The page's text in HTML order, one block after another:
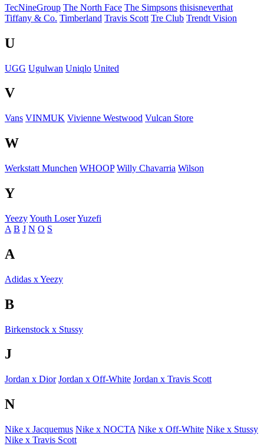
TecNineGroup The North Face The Simpsons thisisneverthat
Tiffany & Co. Timberland Travis Scott Tre Club Trendt Vision
U
UGG Ugulwan Uniqlo United
V
Vans VINMUK Vivienne Westwood Vulcan Store
W
Werkstatt Munchen WHOOP Willy Chavarria Wilson
Y
YeezyYouth LoserYuzefi
A B J N O S
A
Adidas x Yeezy
B
Birkenstock x Stussy
J
Jordan x Dior Jordan x Off-White Jordan x Travis Scott
N
Nike x Jacquemus Nike x NOCTA Nike x Off-White Nike x Stussy
Nike x Travis Scott